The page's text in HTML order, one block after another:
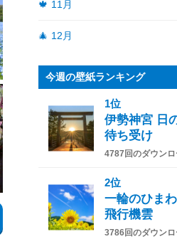
🍁 11月
🎄 12月
今週の壁紙ランキング
1位
伊勢神宮 日
待ち受け
4787回のダウンロ
2位
一輪のひま
飛行機雲
3786回のダウンロ